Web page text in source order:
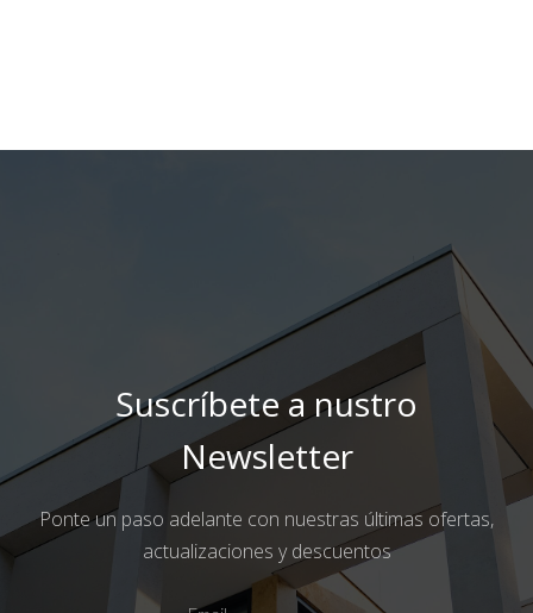
Suscríbete a nustro
Newsletter
Ponte un paso adelante con nuestras últimas ofertas,
actualizaciones y descuentos